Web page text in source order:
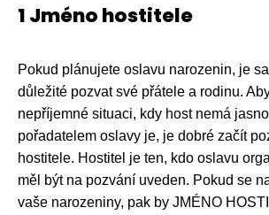
1 Jméno hostitele
Pokud plánujete oslavu narozenin, je
důležité pozvat své přátele a rodinu.
nepříjemné situaci, kdy host nemá
pořadatelem oslavy je, je dobré začít
hostitele. Hostitel je ten, kdo oslavu
měl být na pozvání uveden. Pokud se
vaše narozeniny, pak by JMÉNO